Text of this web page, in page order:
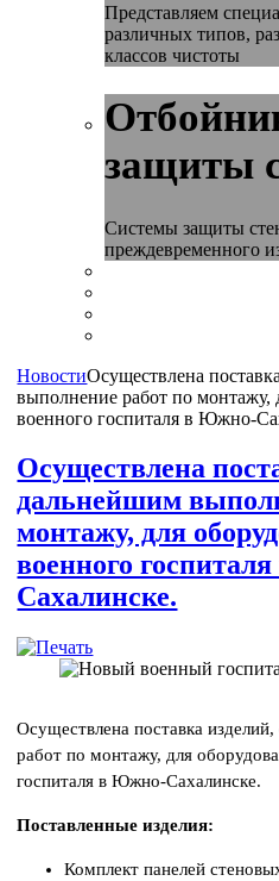
Представляем
различных типов,
классов чистоты
защиты
Системы защиты
преждевременного
НовостиОсуществлена
выполнение работ по монтажу,
военного госпиталя в Южно-
Осуществлена
дальнейшим
монтажу, для
военного
Сахалинске.
Осуществлена поставка
работ по монтажу, для
госпиталя в Южно-Сахалинске.
Поставленные изделия:
Комплект панелей